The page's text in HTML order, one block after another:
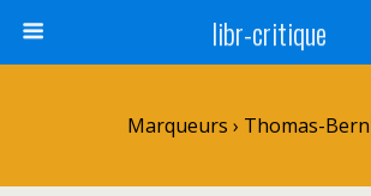
libr-critique
Marqueurs › Thomas-